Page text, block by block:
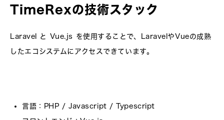
TimeRexの技術スタック
Laravel と Vue.js を使用することで、LaravelやVueの成熟
したエコシステムにアクセスできています。
言語 ：PHP / Javascript / Typescript